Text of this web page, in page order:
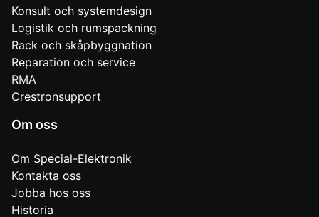
Konsult och systemdesign
Logistik och rumspackning
Rack och skåpbyggnation
Reparation och service
RMA
Crestronsupport
Om oss
Om Special-Elektronik
Kontakta oss
Jobba hos oss
Historia